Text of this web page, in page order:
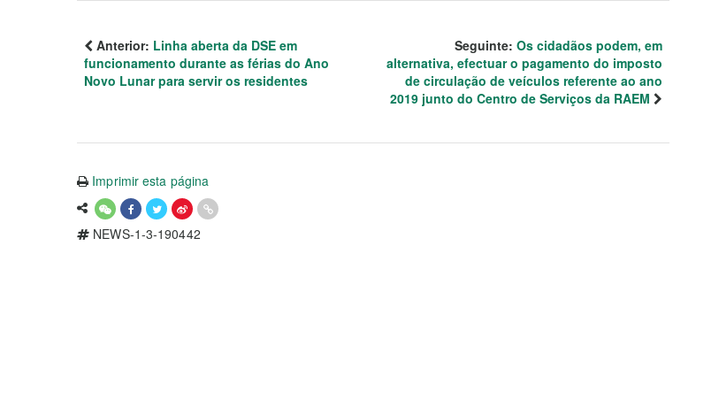
Anterior: Linha aberta da DSE em
funcionamento durante as férias do Ano
Novo Lunar para servir os residentes
Seguinte: Os cidadãos podem, em
alternativa, efectuar o pagamento do imposto
de circulação de veículos referente ao ano
2019 junto do Centro de Serviços da RAEM
Imprimir esta página
NEWS-1-3-190442